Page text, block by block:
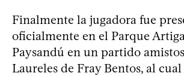
Finalmente la jugadora fue
oficialmente en el Parque
Paysandú en un partido
Laureles de Fray Bentos, al